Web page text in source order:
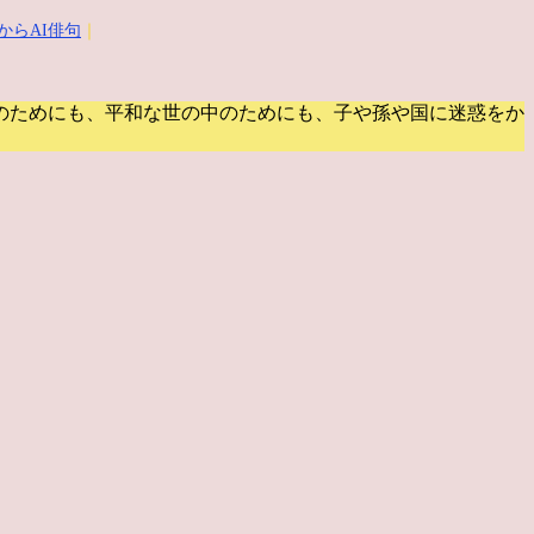
らAI俳句
ためにも、平和な世の中のためにも、子や孫や国に迷惑をか